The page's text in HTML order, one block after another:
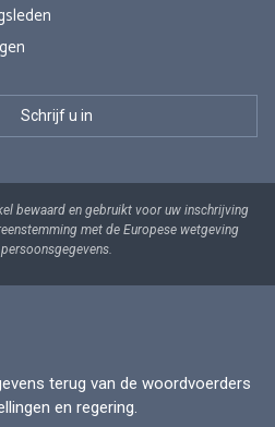
bewaard en gebruikt voor uw inschrijving
met de Europese wetgeving
terug van de woordvoerders
en regering.